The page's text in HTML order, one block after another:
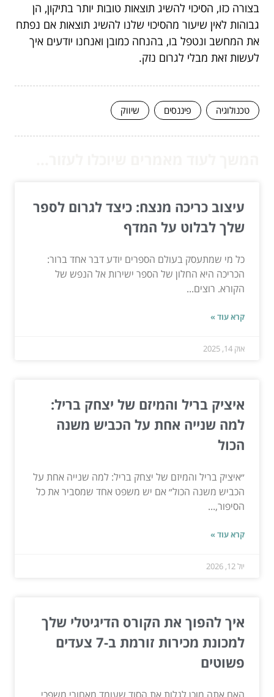
בצורה כזו, הסיכוי להשיג תוצאות טובות יותר בתיקון, הן
גבוהות לאין שיעור מהסיכוי שלנו להשיג תוצאות אם נפתח
את המחשב ונטפל בו, בהנחה כמובן ואנחנו יודעים איך
לעשות זאת מבלי לגרום נזק.
טכנולוגיה פיננסים שיווק
עיצוב כריכה מנצח: כיצד לגרום לספר
שלך לבלוט על המדף
כל מי שמתעסק בעולם הספרים יודע דבר אחד ברור:
הכריכה היא החלון של הספר ישירות אל הנפש של
הקורא. רוצים...
קרא עוד »
אוק 14, 2025
איציק בריל והמיזם של יצחק בריל:
למה שנייה אחת על הכביש משנה
הכול
״איציק בריל והמיזם של יצחק בריל: למה שנייה אחת על
הכביש משנה הכול״ אם יש משפט אחד שמסביר את כל
הסיפור,...
קרא עוד »
יול 12, 2026
איך להפוך את הקורס הדיגיטלי שלך
למכונת מכירות זורמת ב-7 צעדים
פשוטים
האם אתה מוכן לגלות את הסוד שעומד מאחורי משפכי